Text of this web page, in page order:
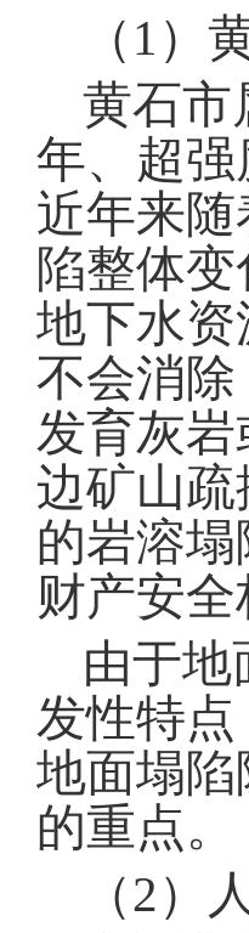
（ 1 ）
黄石市
年、超
近年来
陷整体
地下水
不会消
发育灰
边矿山
的岩溶
财产安
由于地
发性特
地面塌
的重点。
（2）